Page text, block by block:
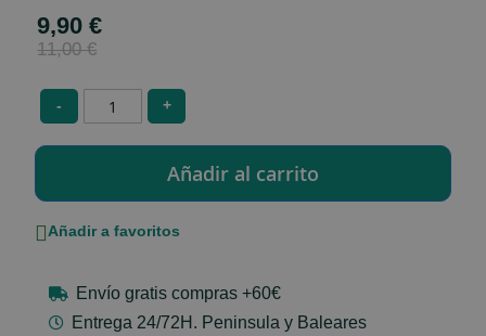
Special
Price
9,90 €
11,00 €
- +
Añadir a favoritos
Envío gratis compras +60€
Entrega 24/72H. Peninsula y Baleares